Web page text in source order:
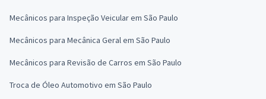
Mecânicos para Inspeção Veicular em São Paulo
Mecânicos para Mecânica Geral em São Paulo
Mecânicos para Revisão de Carros em São Paulo
Troca de Óleo Automotivo em São Paulo